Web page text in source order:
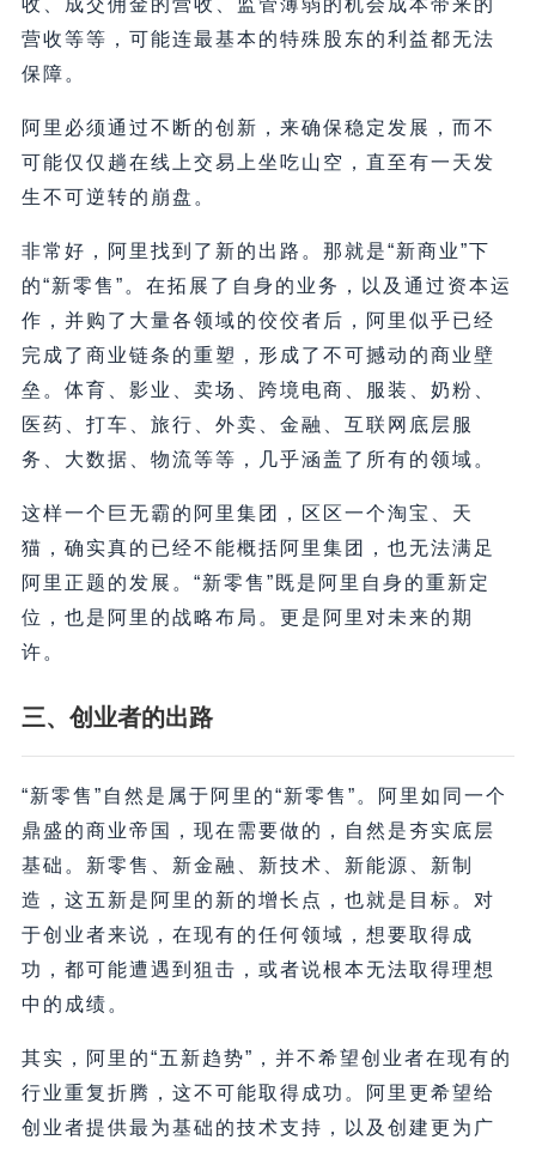
收、成交佣金的营收、监管薄弱的机会成本带来的
营收等等，可能连最基本的特殊股东的利益都无法
保障。
阿里必须通过不断的创新，来确保稳定发展，而不
可能仅仅趟在线上交易上坐吃山空，直至有一天发
生不可逆转的崩盘。
非常好，阿里找到了新的出路。那就是“新商业”下
的“新零售”。在拓展了自身的业务，以及通过资本运
作，并购了大量各领域的佼佼者后，阿里似乎已经
完成了商业链条的重塑，形成了不可撼动的商业壁
垒。体育、影业、卖场、跨境电商、服装、奶粉、
医药、打车、旅行、外卖、金融、互联网底层服
务、大数据、物流等等，几乎涵盖了所有的领域。
这样一个巨无霸的阿里集团，区区一个淘宝、天
猫，确实真的已经不能概括阿里集团，也无法满足
阿里正题的发展。“新零售”既是阿里自身的重新定
位，也是阿里的战略布局。更是阿里对未来的期
许。
三、创业者的出路
“新零售”自然是属于阿里的“新零售”。阿里如同一个
鼎盛的商业帝国，现在需要做的，自然是夯实底层
基础。新零售、新金融、新技术、新能源、新制
造，这五新是阿里的新的增长点，也就是目标。对
于创业者来说，在现有的任何领域，想要取得成
功，都可能遭遇到狙击，或者说根本无法取得理想
中的成绩。
其实，阿里的“五新趋势”，并不希望创业者在现有的
行业重复折腾，这不可能取得成功。阿里更希望给
创业者提供最为基础的技术支持，以及创建更为广